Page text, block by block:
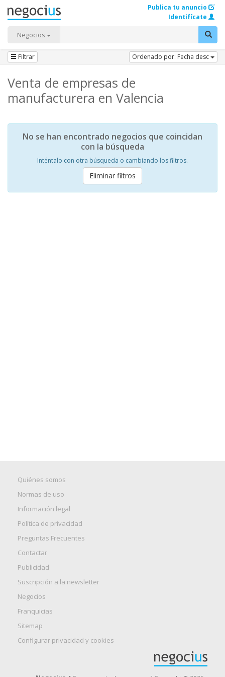
Negocios
Publica tu anuncio
Identifícate
Filtrar Ordenado por: Fecha desc
Venta de empresas de
manufacturera en Valencia
No se han encontrado negocios que coincidan
con la búsqueda
Inténtalo con otra búsqueda o cambiando los filtros.
Eliminar filtros
Quiénes somos
Normas de uso
Información legal
Política de privacidad
Preguntas Frecuentes
Contactar
Publicidad
Suscripción a la newsletter
Negocios
Franquicias
Sitemap
Configurar privacidad y cookies